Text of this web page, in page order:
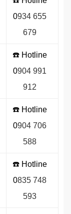
0934 655
679
☎️ Hotline
0904 991
912
☎️ Hotline
0904 706
588
☎️ Hotline
0835 748
593